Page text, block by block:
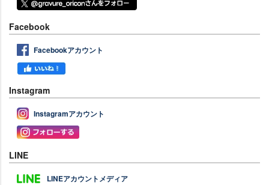
Facebook
Facebookアカウント
Instagram
Instagramアカウント
LINE
LINEアカウントメディア